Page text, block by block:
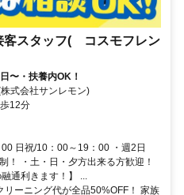
客スタッフ( コスモフレン
〜・扶養内OK！
式会社サンレモン)
12分
日祝/10：00～19：00 ・週2日
！ ・土・日・夕方出来る方歓迎！
通利きます！】 ...
リーニング代が全品50%OFF！ 家族